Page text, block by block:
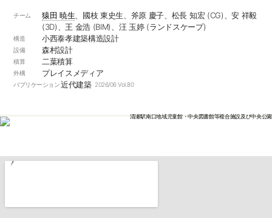
チーム 猿田 暁生 、國枝 東史生、斧原 慶子、松長 知宏 (CG)、安 祥毅
(3D)、王 金浩 (BIM)、汪 玉婷 (ランドスケープ)
構造 小西泰孝建築構造設計
設備 森村設計
積算 二葉積算
外構 プレイスメディア
パブリケーション近代建築 2026/06 Vol.80